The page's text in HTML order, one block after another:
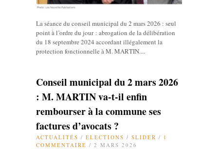
La séance du conseil municipal du 2 mars 2026 : seul
point à l’ordre du jour : abrogation de la délibération
du 18 septembre 2024 accordant illégalement la
protection fonctionnelle à M. MARTIN....
Conseil municipal du 2 mars 2026
: M. MARTIN va-t-il enfin
rembourser à la commune ses
factures d’avocats ?
ACTUALITÉS / ELECTIONS / SLIDER / 1
COMMENTAIRE / 2 MARS 2026